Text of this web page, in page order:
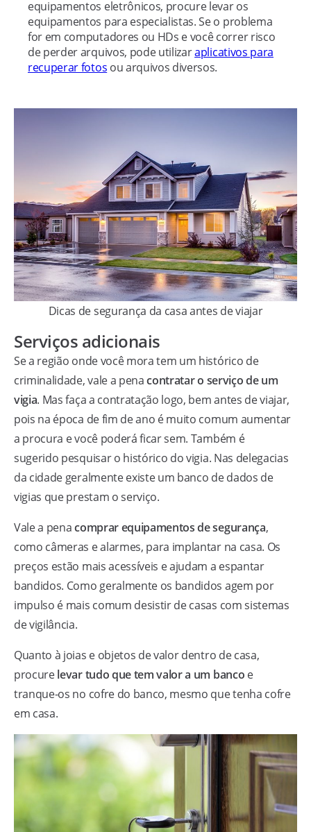
equipamentos eletrônicos, procure levar os
equipamentos para especialistas. Se o problema
for em computadores ou HDs e você correr risco
de perder arquivos, pode utilizaraplicativos para
recuperar fotos ou arquivos diversos.
Dicas de segurança da casa antes de viajar
Serviços adicionais
Se a região onde você mora tem um histórico de
criminalidade, vale a penacontratar o serviço de um
vigia. Mas faça a contratação logo, bem antes de viajar,
pois na época de fim de ano é muito comum aumentar
a procura e você poderá ficar sem. Também é
sugerido pesquisar o histórico do vigia. Nas delegacias
da cidade geralmente existe um banco de dados de
vigias que prestam o serviço.
Vale a penacomprar equipamentos de segurança,
como câmeras e alarmes, para implantar na casa. Os
preços estão mais acessíveis e ajudam a espantar
bandidos. Como geralmente os bandidos agem por
impulso é mais comum desistir de casas com sistemas
de vigilância.
Quanto à joias e objetos de valor dentro de casa,
procurelevar tudo que tem valor a um banco e
tranque-os no cofre do banco, mesmo que tenha cofre
em casa.